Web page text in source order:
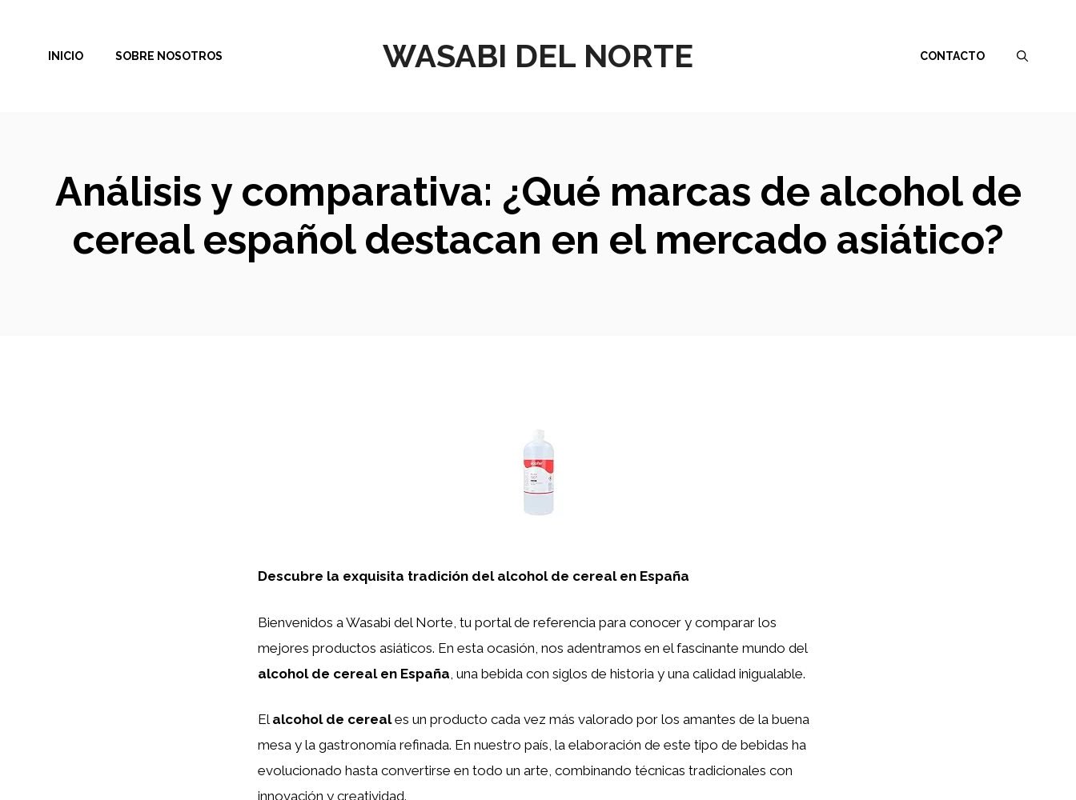
contenido
WASABI DEL NORTE
INICIO SOBRE NOSOTROS CONTACTO
Análisis y comparativa: ¿Qué marcas de alcohol de
cereal español destacan en el mercado asiático?
Descubre la exquisita tradición del alcohol de cereal en España
Bienvenidos a Wasabi del Norte, tu portal de referencia para conocer y comparar los
mejores productos asiáticos. En esta ocasión, nos adentramos en el fascinante mundo del
alcohol de cereal en España , una bebida con siglos de historia y una calidad inigualable.
El alcohol de cereales un producto cada vez más valorado por los amantes de la buena
mesa y la gastronomía refinada. En nuestro país, la elaboración de este tipo de bebidas ha
evolucionado hasta convertirse en todo un arte, combinando técnicas tradicionales con
innovación y creatividad.